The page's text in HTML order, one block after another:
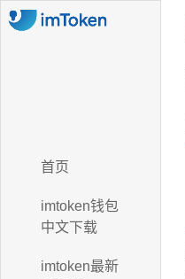
首页
imtoken钱包
中文下载
imtoken最新